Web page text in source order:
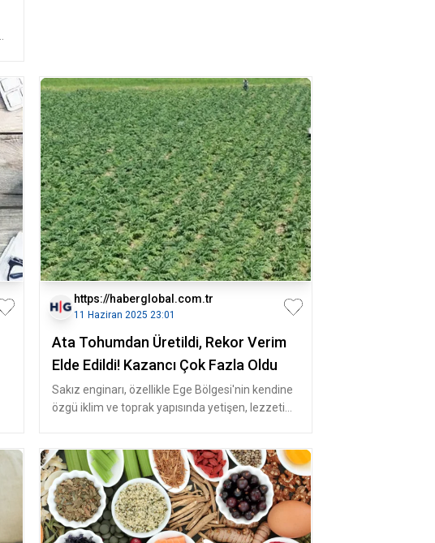
https://haberglobal.com.tr
11 Haziran 2025 23:01
Ata Tohumdan Üretildi, Rekor Verim
Elde Edildi! Kazancı Çok Fazla Oldu
Sakız enginarı, özellikle Ege Bölgesi'nin kendine
özgü iklim ve toprak yapısında yetişen, lezzeti